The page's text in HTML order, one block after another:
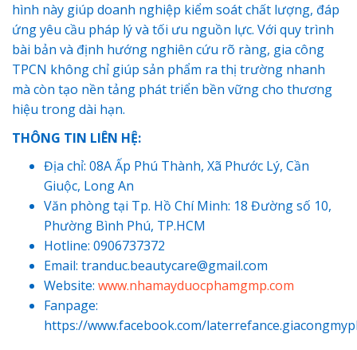
hình này giúp doanh nghiệp kiểm soát chất lượng, đáp
ứng yêu cầu pháp lý và tối ưu nguồn lực. Với quy trình
bài bản và định hướng nghiên cứu rõ ràng, gia công
TPCN không chỉ giúp sản phẩm ra thị trường nhanh
mà còn tạo nền tảng phát triển bền vững cho thương
hiệu trong dài hạn.
THÔNG TIN LIÊN HỆ:
Địa chỉ: 08A Ấp Phú Thành, Xã Phước Lý, Cần
Giuộc, Long An
Văn phòng tại Tp. Hồ Chí Minh: 18 Đường số 10,
Phường Bình Phú, TP.HCM
Hotline: 0906737372
Email: tranduc.beautycare@gmail.com
Website: www.nhamayduocphamgmp.com
Fanpage:
https://www.facebook.com/